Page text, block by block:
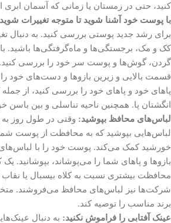
کنید، حتی در زمستان یا زمانی که آسمان
با پوست خود آشنا شوید تا متوجه تغییرات
برای رشد جدید پوستی بررسی کنید. به دنبال
کک و مک، برجستگی‌ها و ماه‌گرفتگی‌ها باشید.
گردن، گوش‌ها و پوست سر خود را بررسی کنید.
قسمت بالایی و زیرین بازوها و دست‌های خود
پاهای خود و پاهای خود را بررسی کنید، از
انگشتان پا. همچنین ناحیه تناسلی و بین باسن
لباس‌های محافظ بپوشید: وقتی در طول روز به
لباس‌هایی بپوشید که به محافظت از پوست شما
خورشید کمک می‌کند. پوست خود را با
بازوها و پاهای شما را می‌پوشاند، بپوشانید. یک
محافظت بیشتری نسبت به کلاه بیسبال یا
شرکت‌ها نیز لباس‌های محافظ می‌فروشند.
برند مناسب را توصیه کند.
عینک آفتابی را فراموش نکنید: به دنبال